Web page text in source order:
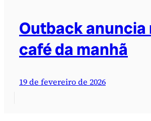
Outback anuncia
café da manhã
19 de fevereiro de 2026